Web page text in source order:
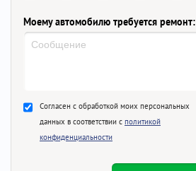
Моему автомобилю требуется ремонт:
Согласен с обработкой моих персональных
данных в соответствии с политикой
конфиденциальности